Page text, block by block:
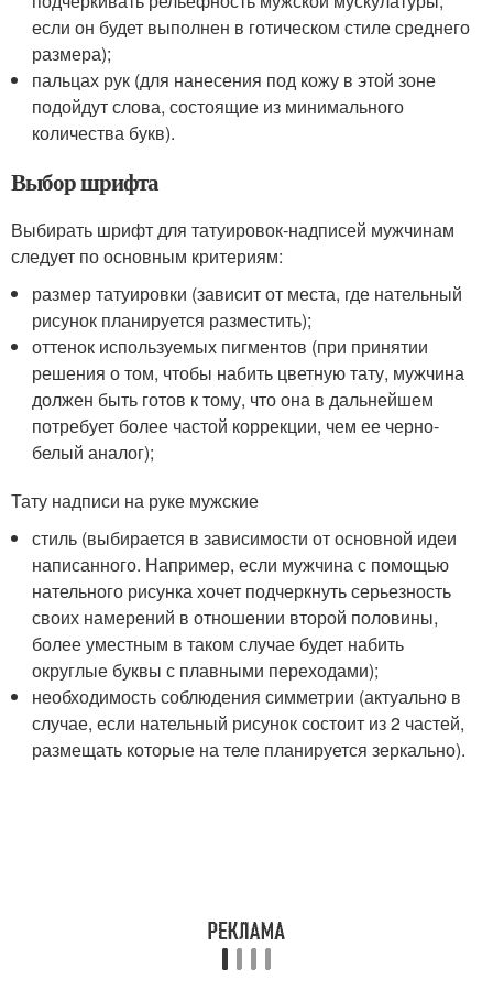
если он будет выполнен в готическом стиле среднего
размера);
пальцах рук (для нанесения под кожу в этой зоне
подойдут слова, состоящие из минимального
количества букв).
Выбор шрифта
Выбирать шрифт для татуировок-надписей мужчинам
следует по основным критериям:
размер татуировки (зависит от места, где нательный
рисунок планируется разместить);
оттенок используемых пигментов (при принятии
решения о том, чтобы набить цветную тату, мужчина
должен быть готов к тому, что она в дальнейшем
потребует более частой коррекции, чем ее черно-
белый аналог);
Тату надписи на руке мужские
стиль (выбирается в зависимости от основной идеи
написанного. Например, если мужчина с помощью
нательного рисунка хочет подчеркнуть серьезность
своих намерений в отношении второй половины,
более уместным в таком случае будет набить
округлые буквы с плавными переходами);
необходимость соблюдения симметрии (актуально в
случае, если нательный рисунок состоит из 2 частей,
размещать которые на теле планируется зеркально).